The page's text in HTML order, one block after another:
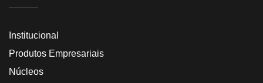
Institucional
Produtos Empresariais
Núcleos